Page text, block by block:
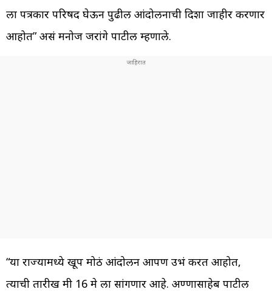
ला पत्रकार परिषद घेऊन पुढील आंदोलनाची दिशा जाहीर करणार
आहोत” असं मनोज जरांगे पाटील म्हणाले.
“या राज्यामध्ये खूप मोठं आंदोलन आपण उभं करत आहोत,
त्याची तारीख मी 16 मे ला सांगणार आहे. अण्णासाहेब पाटील